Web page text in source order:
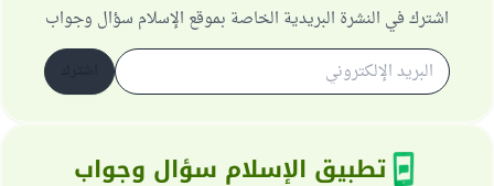
اشترك في النشرة البريدية الخاصة بموقع الإسلام سؤال وجواب
تطبيق الإسلام سؤال وجواب